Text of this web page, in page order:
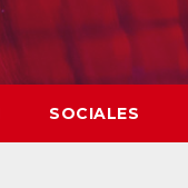
SOCIALES